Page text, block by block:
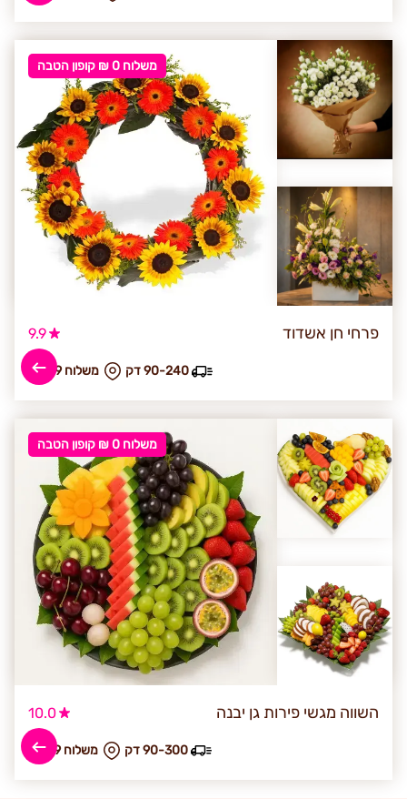
משלוח 0 ₪ קופון הטבה
פרחי חן אשדוד 9.9
₪ משלוח 49 90-240 דק
משלוח 0 ₪ קופון הטבה
השווה מגשי פירות גן יבנה 10.0
₪ משלוח 59 90-300 דק